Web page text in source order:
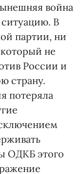
война
В
партии, ни
не
России и
страну.
потеряла
ОДКБ этого